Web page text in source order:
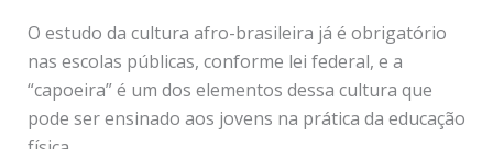
O estudo da cultura afro-brasileira já é obrigatório
nas escolas públicas, conforme lei federal, e a
“capoeira” é um dos elementos dessa cultura que
pode ser ensinado aos jovens na prática da educação